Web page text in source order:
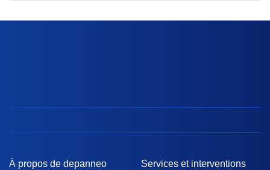
À propos de depanneo
Services et interventions